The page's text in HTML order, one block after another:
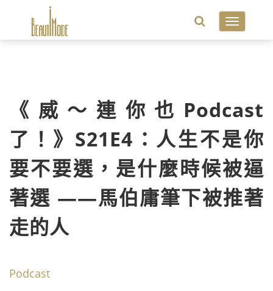
Toggle
《威～連你也Podcast
了！》S21E4：人生不是你
要不要選，是什麼時候被逼
著選 ——馬伯庸筆下被推著
走的人
Podcast